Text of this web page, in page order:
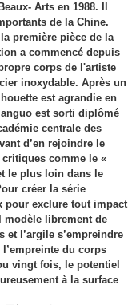
Arts en 1988. Il
de la Chine.
première pièce de la
a commencé depuis
corps de l'artiste
inoxydable. Après un
est agrandie en
est sorti diplômé
centrale des
d’en rejoindre le
comme le «
le plus loin dans le
créer la série
pour exclure tout impact
modèle librement de
et l’argile s’empreindre
du corps
vingt fois, le potentiel
à la surface